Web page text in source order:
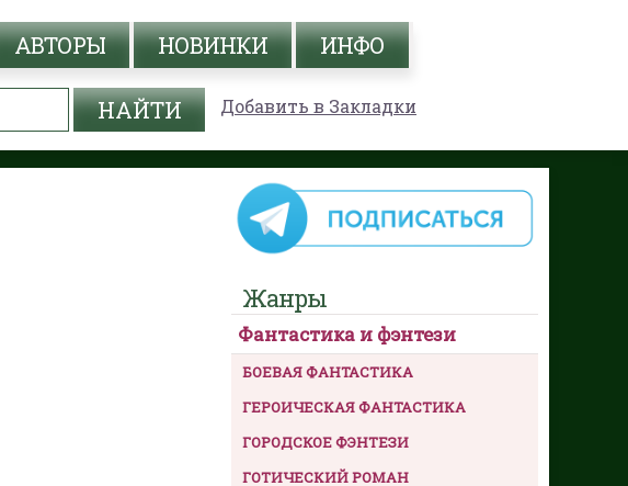
АВТОРЫ НОВИНКИ ИНФО
Добавить в Закладки
Жанры
Фантастика и фэнтези
БОЕВАЯ ФАНТАСТИКА
ГЕРОИЧЕСКАЯ ФАНТАСТИКА
ГОРОДСКОЕ ФЭНТЕЗИ
ГОТИЧЕСКИЙ РОМАН